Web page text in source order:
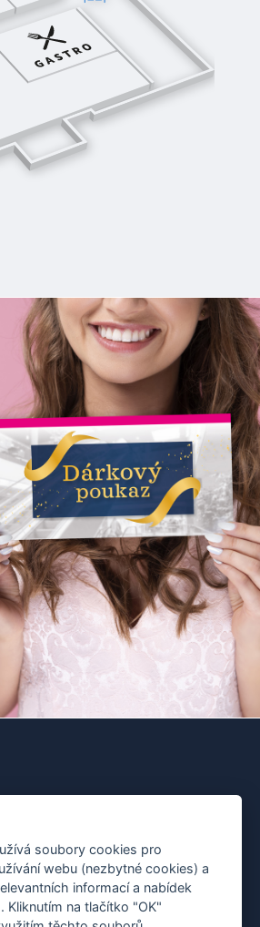
soubory cookies pro
webu (nezbytné cookies) a
informací a nabídek
Kliknutím na tlačítko "OK"